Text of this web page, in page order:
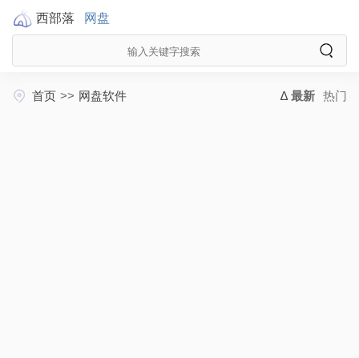
西部落 网盘
首页 >> 网盘软件 最新 热门